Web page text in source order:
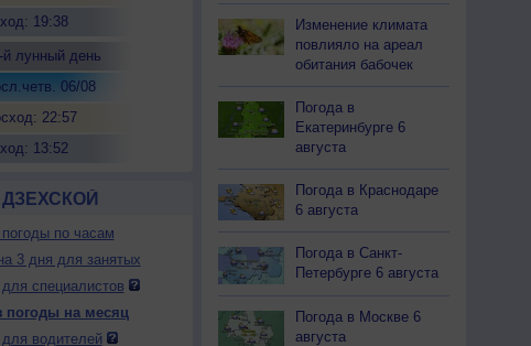
19:38
й лунный день
06/08
22:57
13:52
погоды по часам
3 дня для занятых
для специалистов
погоды на месяц
для водителей
Изменение климата
повлияло на ареал
обитания бабочек
Погода в
Екатеринбурге 6
августа
Погода в Краснодаре
6 августа
Погода в Санкт-
Петербурге 6 августа
Погода в Москве 6
августа